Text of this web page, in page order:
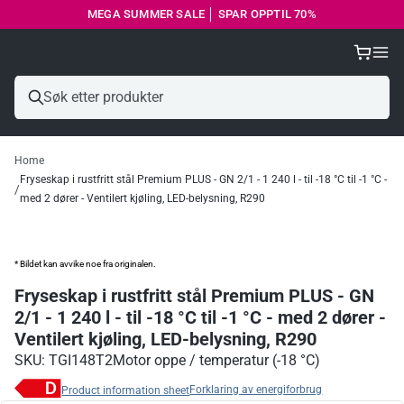
MEGA SUMMER SALE │ SPAR OPPTIL 70%
Home
Fryseskap i rustfritt stål Premium PLUS - GN 2/1 - 1 240 l - til -18 °C til -1 °C -
med 2 dører - Ventilert kjøling, LED-belysning, R290
* Bildet kan avvike noe fra originalen.
Fryseskap i rustfritt stål Premium PLUS - GN
2/1 - 1 240 l - til -18 °C til -1 °C - med 2 dører -
Ventilert kjøling, LED-belysning, R290
SKU: TGI148T2Motor oppe / temperatur (-18 °C)
Forklaring av energiforbrug